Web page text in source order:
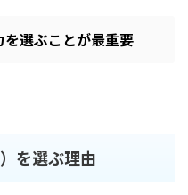
選ぶことが最重要
を選ぶ理由